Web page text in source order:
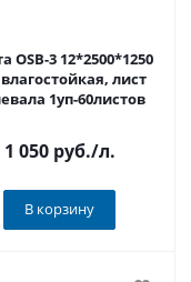
OSB-3 12*2500*1250
лист
1уп-60листов
1 050 руб./л.
В корзину